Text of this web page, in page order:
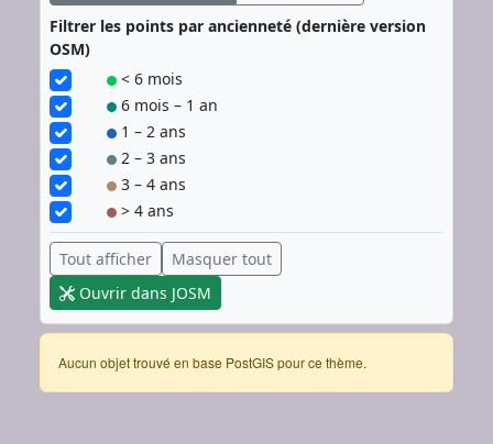
Filtrer les points par ancienneté (dernière version
OSM)
< 6 mois
6 mois – 1 an
1 – 2 ans
2 – 3 ans
3 – 4 ans
> 4 ans
Tout afficher
Masquer tout
Ouvrir dans JOSM
Aucun objet trouvé en base PostGIS pour ce thème.